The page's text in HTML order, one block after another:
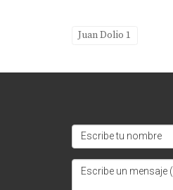
Gabriela
preguntas
Juan Dolio 1